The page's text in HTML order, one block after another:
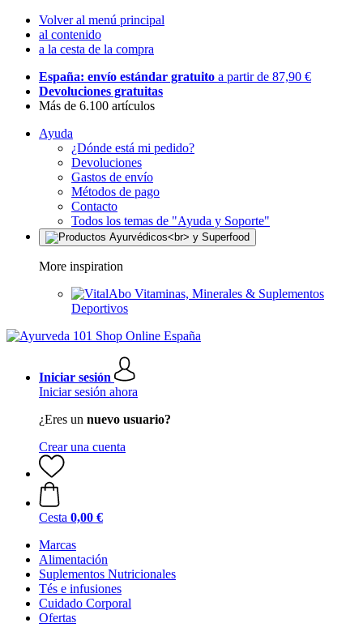
Volver al menú principal
al contenido
a la cesta de la compra
España: envío estándar gratuito a partir de 87,90 €
Devoluciones gratuitas
Más de 6.100 artículos
Ayuda
¿Dónde está mi pedido?
Devoluciones
Gastos de envío
Métodos de pago
Contacto
Todos los temas de "Ayuda y Soporte"
More inspiration
Vitaminas, Minerales & Suplementos
Deportivos
Iniciar sesión
Iniciar sesión ahora
¿Eres un nuevo usuario?
Crear una cuenta
Cesta 0,00 €
Marcas
Alimentación
Suplementos Nutricionales
Tés e infusiones
Cuidado Corporal
Ofertas